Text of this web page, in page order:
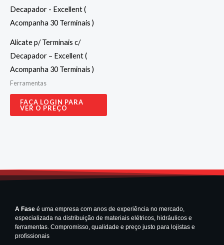
Alicate p/ Terminais c/
Decapador – Excellent (
Acompanha 30 Terminais )
Ferramentas
FAÇA LOGIN PARA
VER O PREÇO
A Fase é uma empresa com anos de experiência no mercado,
especializada na distribuição de materiais elétricos, hidráulicos e
ferramentas. Compromisso, qualidade e preço justo para lojistas e
profissionais